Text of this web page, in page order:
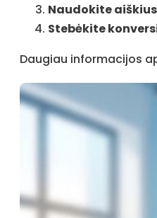
Naudokite
Stebėkite
Daugiau informacijos